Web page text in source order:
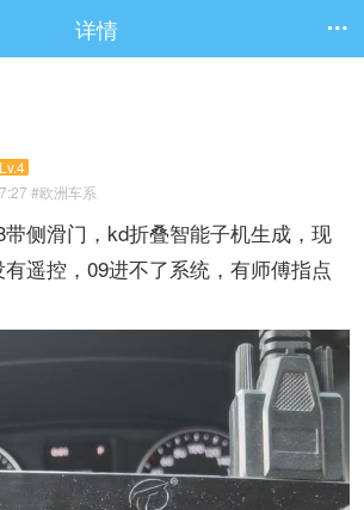
详情 
Lv.4
#欧洲车系
带侧滑门，kd折叠智能子机生成，现
遥控，09进不了系统，有师傅指点